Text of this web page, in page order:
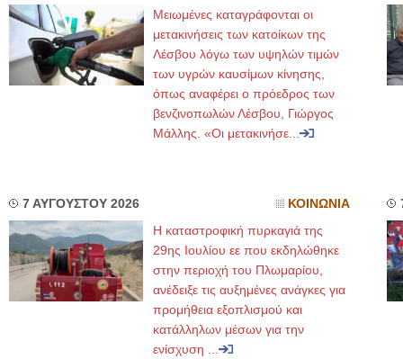
Μειωμένες καταγράφονται οι
μετακινήσεις των κατοίκων της
Λέσβου λόγω των υψηλών τιμών
των υγρών καυσίμων κίνησης,
όπως αναφέρει ο πρόεδρος των
βενζινοπωλών Λέσβου, Γιώργος
Μάλλης. «Οι μετακινήσε...
7 ΑΥΓΟΥΣΤΟΥ 2026 ΚΟΙΝΩΝΙΑ
Η καταστροφική πυρκαγιά της
29ης Ιουλίου εε που εκδηλώθηκε
στην περιοχή του Πλωμαρίου,
ανέδειξε τις αυξημένες ανάγκες για
προμήθεια εξοπλισμού και
κατάλληλων μέσων για την
ενίσχυση ...